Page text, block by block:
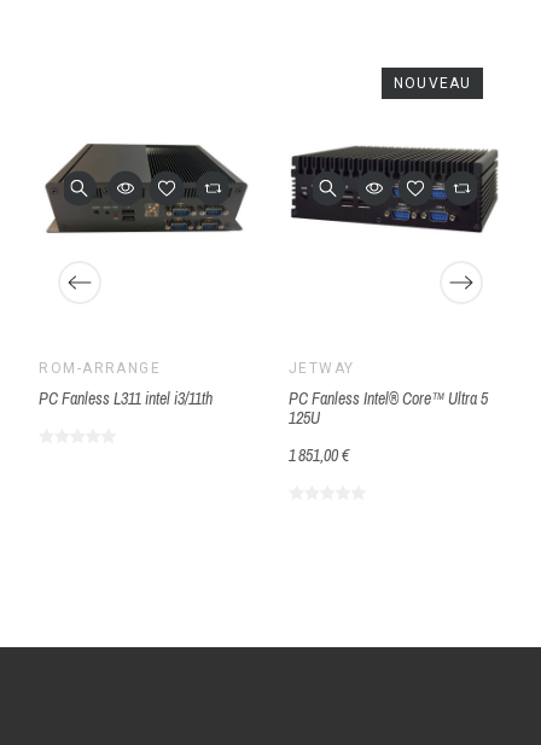
ROM-ARRANGÉ
PC Fanless L311 intel i3/11th
JETWAY
PC Fanless Intel® Core™ Ultra 5
125U
1 851,00 €
NOUVEAU